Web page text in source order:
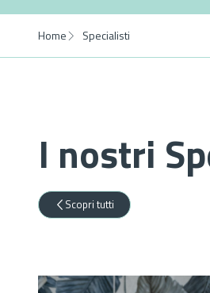
Home Specialisti
I nostri
Scopri tutti